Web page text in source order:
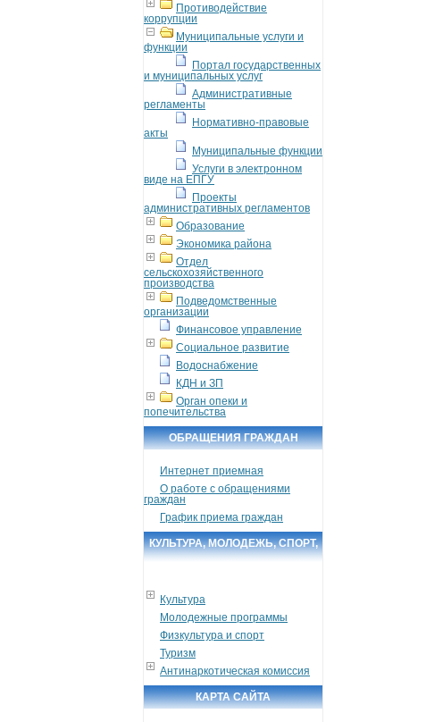
Противодействие
коррупции
Муниципальные услуги и
функции
Портал государственных
и муниципальных услуг
Административные
регламенты
Нормативно-правовые
акты
Муниципальные функции
Услуги в электронном
виде на ЕПГУ
Проекты
административных регламентов
Образование
Экономика района
Отдел
сельскохозяйственного
производства
Подведомственные
организации
Финансовое управление
Социальное развитие
Водоснабжение
КДН и ЗП
Орган опеки и
попечительства
ОБРАЩЕНИЯ ГРАЖДАН
Интернет приемная
О работе с обращениями
граждан
График приема граждан
КУЛЬТУРА, МОЛОДЕЖЬ, СПОРТ,
Культура
Молодежные программы
Физкультура и спорт
Туризм
Антинаркотическая комиссия
КАРТА САЙТА